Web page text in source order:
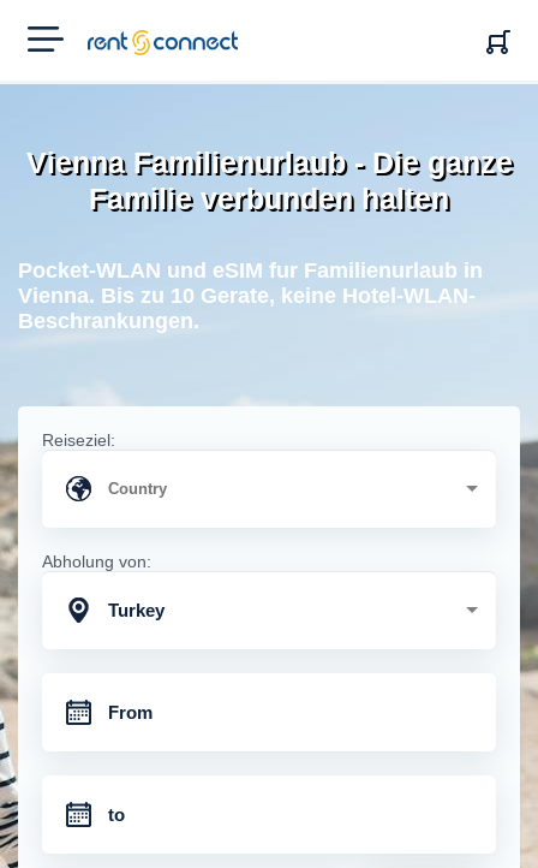
RENT'N
CONNECT
Vienna Familienurlaub - Die ganze
Familie verbunden halten
Pocket-WLAN und eSIM fur Familienurlaub in
Vienna. Bis zu 10 Gerate, keine Hotel-WLAN-
Beschrankungen.
Reiseziel:
Abholung von:
Turkey